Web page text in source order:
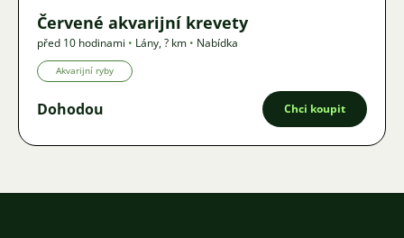
Červené akvarijní krevety
před 10 hodinami • Lány,? km • Nabídka
Akvarijní ryby
Dohodou Chci koupit